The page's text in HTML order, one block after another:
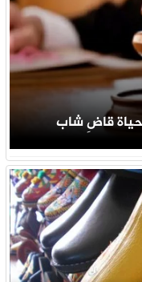
قاضِ شاب